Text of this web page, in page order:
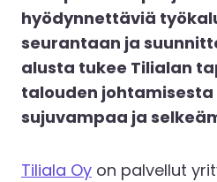
hyödynnettäviä
seurantaan ja
alusta tukee Tilialan
talouden
sujuvampaa ja
Tiliala Oy on palvellut